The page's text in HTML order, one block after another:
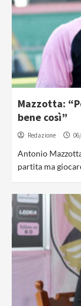
Mazzotta:
bene così”
Redazione
Antonio
partita ma